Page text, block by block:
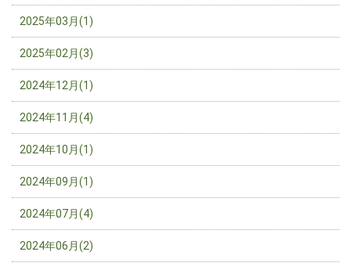
2025年03月(1)
2025年02月(3)
2024年12月(1)
2024年11月(4)
2024年10月(1)
2024年09月(1)
2024年07月(4)
2024年06月(2)